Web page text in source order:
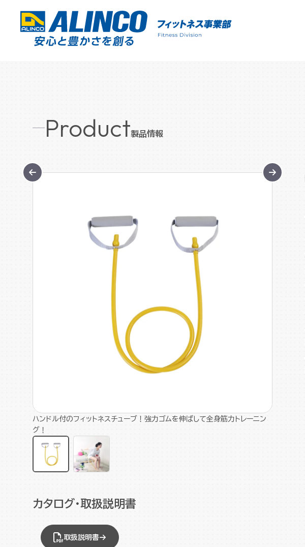
Product製品情報
ハンドル付のフィットネスチューブ！強力ゴムを伸ばして全身筋力トレーニン
グ！
カタログ・取扱説明書
取扱説明書